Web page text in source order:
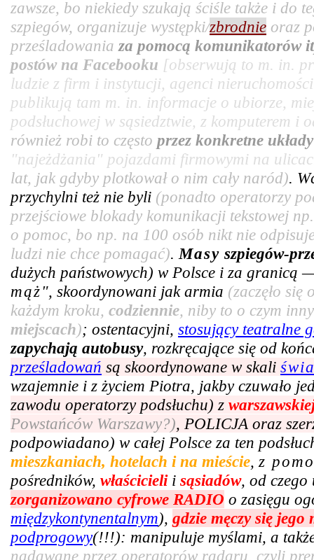
zawsze, bo niekiedy szukają ściśle także i do
szpiegów, organizuje występki/zbrodnie oraz
prześladowania za pomocą komunikatorów
postów na Facebooku [obserwują to m. in.
ludzie z firm i instytucji, agenci
publikują tam m. in. informacje o ubiorze,
podsłuchowej w sąsiedztwie, z komputerem
również robi to często przez konkretne
"najeżdżania" pojazdami firmowymi na
lat, jak gdyby plotkował o nim cały naród).
przychylni też nie byli (ponadto operatorzy
przejściowe blokady komunikacji tekstowej
o pomoc, bo np. na 100 osób nikt nie
ludzi nie chce pomagać). Masy szpiegów-
dużych państwowych) w Polsce i za granicą
mąż", skoordynowani jak armia (zaczęło się
każdym kroku, codziennie, niby to o czym
miejscach); ostentacyjni, stosujący teatralne
zapychają autobusy, rozkręcające się od
prześladowań są skoordynowane w skali
wzajemnie i z życiem Piotra, jakby czuwało
zawodu operatorzy podsłuchu) z
Powstańców Warszawy?), POLICJA oraz
podpowiadano) w całej Polsce za ten
mieszkaniach, hotelach i na mieście, z
pośredników, właścicielii sąsiadów, od czego
zorganizowano cyfrowe RADIO o zasięgu
międzykontynentalnym), gdzie męczy się
podprogowy(!!!): manipuluje myślami, a
nadawane przez operatorów radaru, czyli